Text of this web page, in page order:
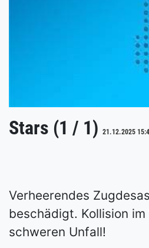
Stars (1 / 1) 21.12.2025
Verheerendes
beschädigt. Kollision
schweren Unfall!